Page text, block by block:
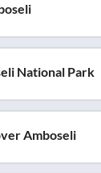
National Park
Amboseli